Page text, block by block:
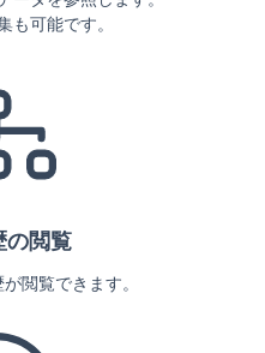
も可能です。
の閲覧
閲覧できます。